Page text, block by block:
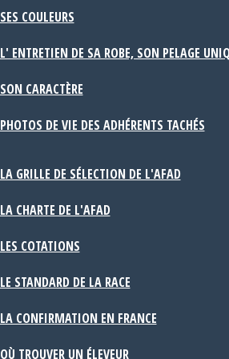
SES COULEURS
L' ENTRETIEN DE SA ROBE, SON PELAGE
SON CARACTÈRE
PHOTOS DE VIE DES ADHÉRENTS TACHÉS
LA GRILLE DE SÉLECTION DE L'AFAD
LA CHARTE DE L'AFAD
LES COTATIONS
LE STANDARD DE LA RACE
LA CONFIRMATION EN FRANCE
OÙ TROUVER UN ÉLEVEUR